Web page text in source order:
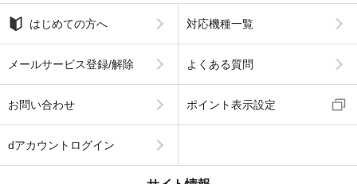
はじめての方へ 対応機種一覧
メールサービス登録/解除 よくある質問
お問い合わせ ポイント表示設定
dアカウントログイン